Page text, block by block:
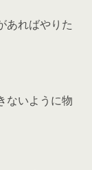
あればやりた
ないように物